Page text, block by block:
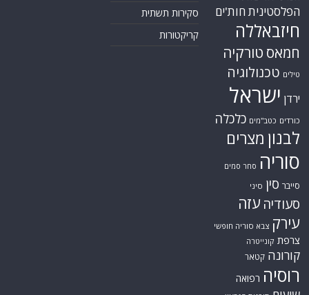
הפלסטיניתחות'ים
חיזבאללה
חמאס טורקיה
טילים טכנולוגיה
ירדן ישראל
כורדים כטב"מים כלכלה
לבנון מצרים
סוריה סחר סמים
סייבר סין סיני
סעודיה עזה
עירק צבא סוריה חופשי
צרפת קונייטרה
קורונה קטאר
רוסיה רפואה
סקירות תשתית
קריקטורות